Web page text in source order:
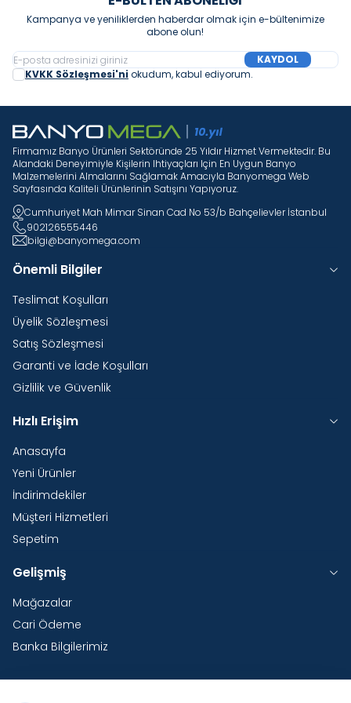
Kampanya ve yeniliklerden haberdar olmak için e-bültenimize
abone olun!
KAYDOL
KVKK Sözleşmesi'ni okudum, kabul ediyorum.
Firmamız Banyo Ürünleri Sektöründe 25 Yıldır Hizmet Vermektedir. Bu
Alandaki Deneyimiyle Kişilerin Ihtiyaçları Için En Uygun Banyo
Malzemelerini Almalarını Sağlamak Amacıyla Banyomega Web
Sayfasında Kaliteli Ürünlerinin Satışını Yapıyoruz.
Cumhuriyet Mah Mimar Sinan Cad No 53/b Bahçelievler İstanbul
902126555446
bilgi@banyomega.com
Önemli Bilgiler
Teslimat Koşulları
Üyelik Sözleşmesi
Satış Sözleşmesi
Garanti ve İade Koşulları
Gizlilik ve Güvenlik
Hızlı Erişim
Anasayfa
Yeni Ürünler
İndirimdekiler
Müşteri Hizmetleri
Sepetim
Gelişmiş
Mağazalar
Cari Ödeme
Banka Bilgilerimiz